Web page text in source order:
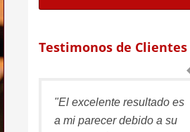
Testimonos de Clientes
"El excelente resultado es
a mi parecer debido a su